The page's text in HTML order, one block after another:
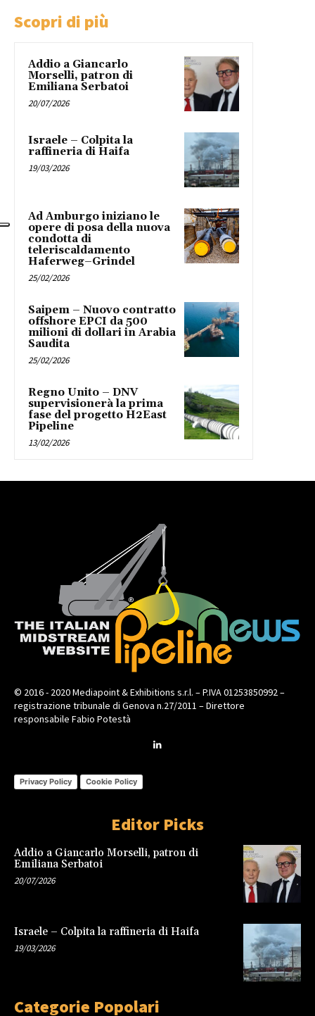
Scopri di più
Addio a Giancarlo
Morselli, patron di
Emiliana Serbatoi
20/07/2026
Israele – Colpita la
raffineria di Haifa
19/03/2026
Ad Amburgo iniziano le
opere di posa della nuova
condotta di
teleriscaldamento
Haferweg–Grindel
25/02/2026
Saipem – Nuovo contratto
offshore EPCI da 500
milioni di dollari in Arabia
Saudita
25/02/2026
Regno Unito – DNV
supervisionerà la prima
fase del progetto H2East
Pipeline
13/02/2026
© 2016 - 2020 Mediapoint & Exhibitions s.r.l. – P.IVA 01253850992 –
registrazione tribunale di Genova n.27/2011 – Direttore
responsabile Fabio Potestà
Privacy Policy Cookie Policy
Editor Picks
Addio a Giancarlo Morselli, patron di
Emiliana Serbatoi
20/07/2026
Israele – Colpita la raffineria di Haifa
19/03/2026
Categorie Popolari